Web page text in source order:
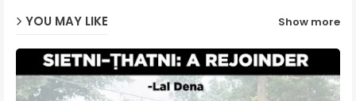
YOU MAY LIKE Show more